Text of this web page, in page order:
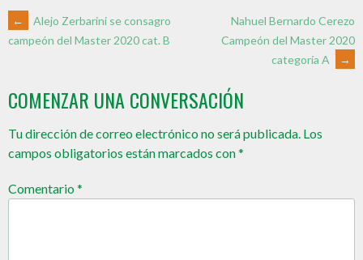
←
Alejo Zerbarini se consagro
campeón del Master 2020 cat. B
Nahuel Bernardo Cerezo
Campeón del Master 2020
categoría A
→
COMENZAR UNA CONVERSACIÓN
Tu dirección de correo electrónico no será publicada. Los
campos obligatorios están marcados con*
Comentario*